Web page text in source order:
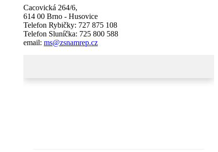
Cacovická 264/6,
614 00 Brno - Husovice
Telefon Rybičky: 727 875 108
Telefon Sluníčka: 725 800 588
email: ms@zsnamrep.cz